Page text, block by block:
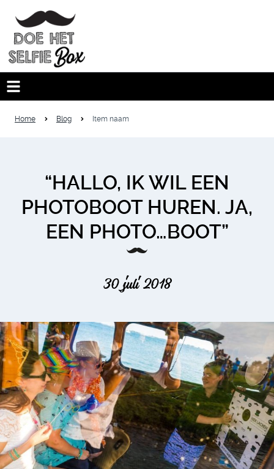
Home Blog Item naam
“HALLO, IK WIL EEN
PHOTOBOOT HUREN. JA,
EEN PHOTO…BOOT”
30 juli 2018